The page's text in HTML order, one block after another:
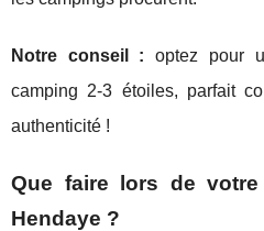
Notre conseil : optez pour
camping 2-3 étoiles, parfait
authenticité !
Que faire lors de
Hendaye ?